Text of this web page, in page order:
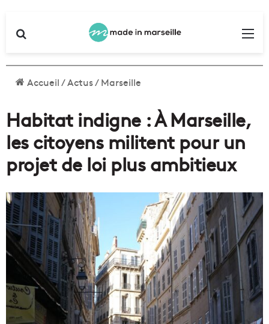
Accueil/Actus/Marseille
Habitat indigne : À Marseille,
les citoyens militent pour un
projet de loi plus ambitieux